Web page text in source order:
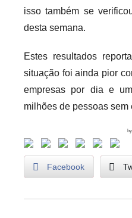
isso também se
desta semana.
Estes resultados
situação foi ainda pior
empresas por dia e
milhões de pessoas sem
by
Facebook